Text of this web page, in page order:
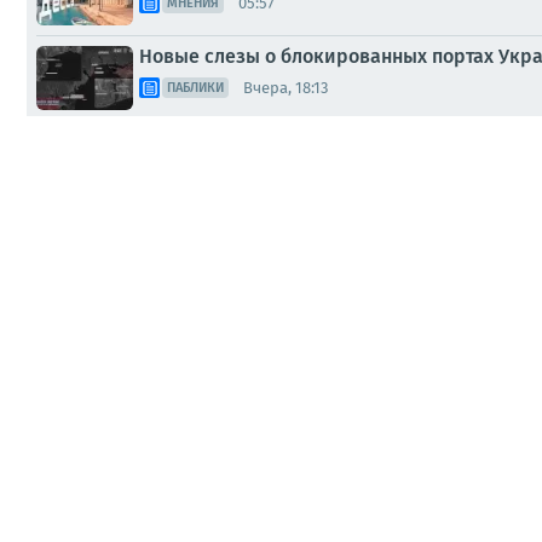
Новые слезы о блокированных портах
ПАБЛИКИ Вчера, 18:13